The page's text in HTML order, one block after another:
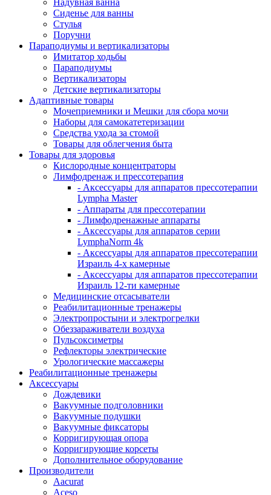
Надувная ванна
Сиденье для ванны
Стулья
Поручни
Параподиумы и вертикализаторы
Имитатор ходьбы
Параподиумы
Вертикализаторы
Детские вертикализаторы
Адаптивные товары
Мочеприемники и Мешки для сбора мочи
Наборы для самокатетеризации
Средства ухода за стомой
Товары для облегчения быта
Товары для здоровья
Кислородные концентраторы
Лимфодренаж и прессотерапия
- Аксессуары для аппаратов прессотерапии
Lympha Master
- Аппараты для прессотерапии
- Лимфодренажные аппараты
- Аксессуары для аппаратов серии
LymphaNorm 4k
- Аксессуары для аппаратов прессотерапии
Израиль 4-х камерные
- Аксессуары для аппаратов прессотерапии
Израиль 12-ти камерные
Медицинские отсасыватели
Реабилитационные тренажеры
Электропростыни и электрогрелки
Обеззараживатели воздуха
Пульсоксиметры
Рефлекторы электрические
Урологические массажеры
Реабилитационные тренажеры
Аксессуары
Дождевики
Вакуумные подголовники
Вакуумные подушки
Вакуумные фиксаторы
Корригирующая опора
Корригирующие корсеты
Дополнительное оборудование
Производители
Aacurat
Aceso